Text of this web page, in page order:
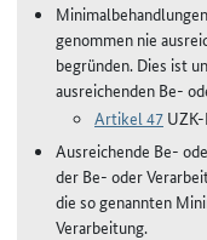
genommen nie
begründen. Dies ist
ausreichenden Be-
Artikel 47
Ausreichende Be-
der Be- oder
die so genannten
Verarbeitung.